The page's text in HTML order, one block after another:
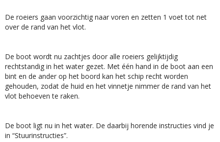
De roeiers gaan voorzichtig naar voren en zetten 1 voet tot net
over de rand van het vlot.
De boot wordt nu zachtjes door alle roeiers gelijktijdig
rechtstandig in het water gezet. Met één hand in de boot aan een
bint en de ander op het boord kan het schip recht worden
gehouden, zodat de huid en het vinnetje nimmer de rand van het
vlot behoeven te raken.
De boot ligt nu in het water. De daarbij horende instructies vind je
in “Stuurinstructies”.